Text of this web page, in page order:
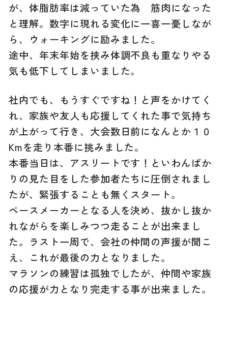
が、体脂肪率は減っていた為 筋肉になった
と理解。数字に現れる変化に一喜一憂しなが
ら、ウォーキングに励みました。
途中、年末年始を挟み体調不良も重なりやる
気も低下してしまいました。
社内でも、もうすぐですね！と声をかけてく
れ、家族や友人も応援してくれた事で気持ち
が上がって行き、大会数日前になんとか１０
Kmを走り本番に挑みました。
本番当日は、アスリートです！といわんばか
りの見た目をした参加者たちに圧倒されまし
たが、緊張することも無くスタート。
ペースメーカーとなる人を決め、抜かし抜か
れながらを楽しみつつ走ることが出来まし
た。ラスト一周で、会社の仲間の声援が聞こ
え、これが最後の力となりました。
マラソンの練習は孤独でしたが、仲間や家族
の応援が力となり完走する事が出来ました。